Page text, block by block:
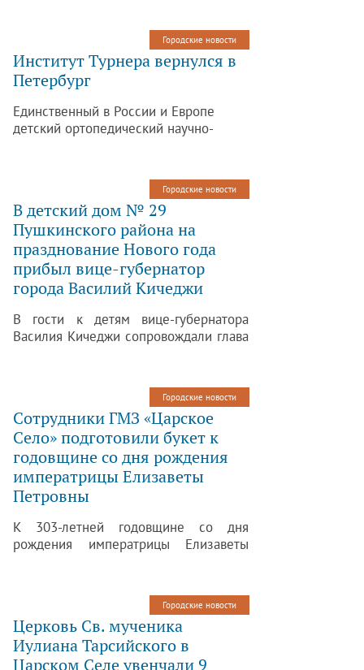
Городские новости
Институт Турнера вернулся в
Петербург
Единственный в России и Европе
детский ортопедический научно-
Петербурга, открывшееся 28 декабря
Городские новости
В детский дом № 29
Пушкинского района на
празднование Нового года
прибыл вице-губернатор
города Василий Кичеджи
В гости к детям вице-губернатора
Василия Кичеджи сопровождали глава
председателя Комитета по
образованию Ирина Асланян.Городские новости
Сотрудники ГМЗ «Царское
Село» подготовили букет к
годовщине со дня рождения
императрицы Елизаветы
Петровны
К 303-летней годовщине со дня
рождения императрицы Елизаветы
подготовили роскошный букет,
выполненный в традициях
флористики XVIII века.
Городские новости
Церковь Св. мученика
Иулиана Тарсийского в
Царском Селе увенчали 9